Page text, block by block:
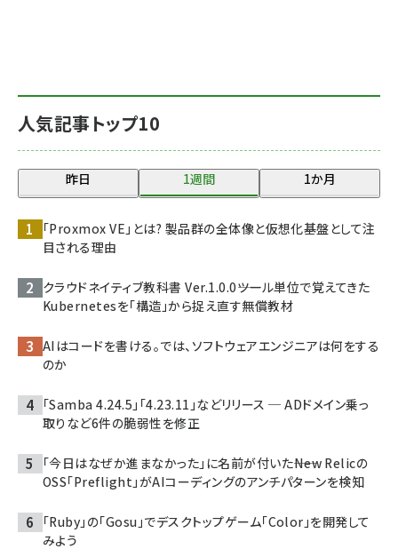
人気記事トップ10
昨日 1週間 1か月
「Proxmox VE」とは? 製品群の全体像と仮想化基盤として注
目される理由
クラウドネイティブ教科書 Ver.1.0.0――ツール単位で覚えてきた
Kubernetesを「構造」から捉え直す無償教材
AIはコードを書ける。では、ソフトウェアエンジニアは何をする
のか
「Samba 4.24.5」「4.23.11」などリリース ─ ADドメイン乗っ
取りなど6件の脆弱性を修正
「今日はなぜか進まなかった」に名前が付いた――New Relicの
OSS「Preflight」がAIコーディングのアンチパターンを検知
「Ruby」の「Gosu」でデスクトップゲーム「Color」を開発して
みよう